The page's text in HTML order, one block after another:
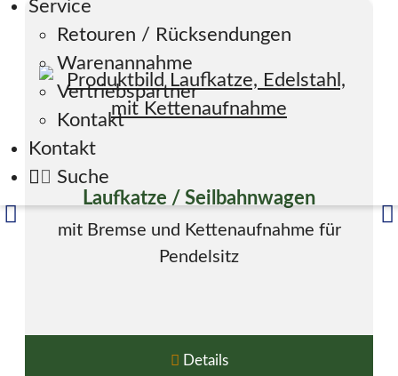
Service
Retouren / Rücksendungen
Warenannahme
Vertriebspartner
Kontakt
Kontakt
Suche
Laufkatze / Seilbahnwagen
mit Bremse und Kettenaufnahme für
Pendelsitz
Details